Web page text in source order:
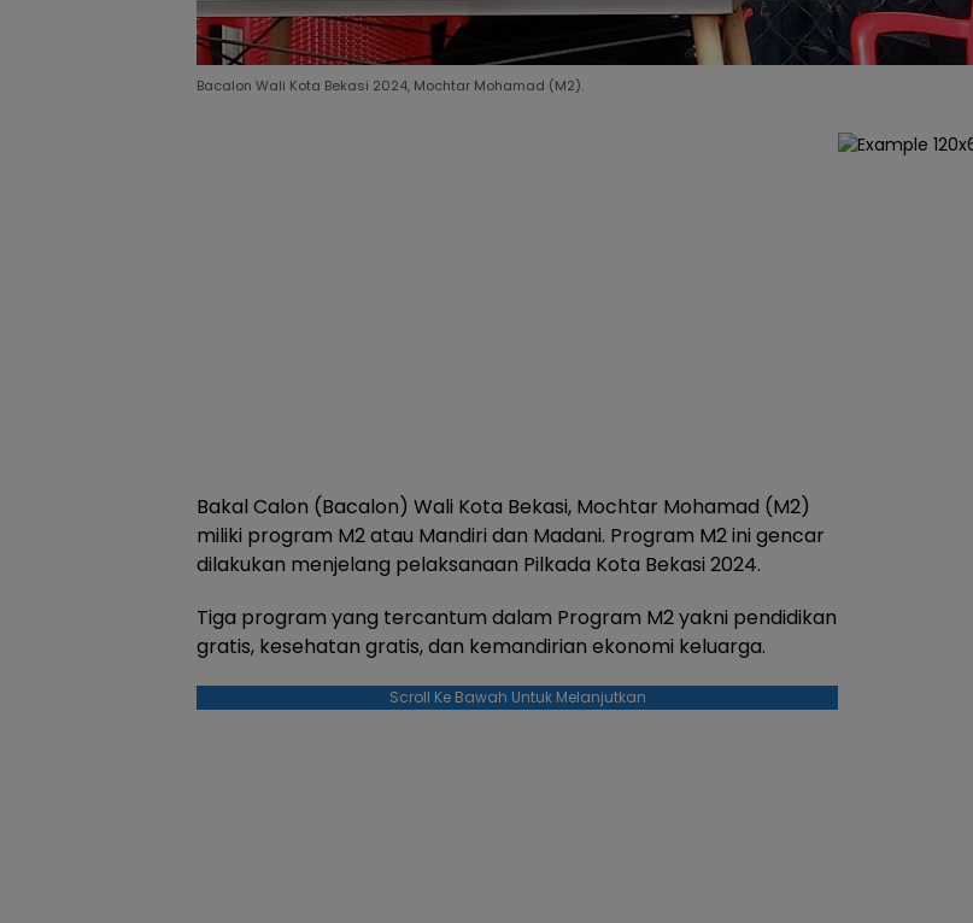
Bacalon Wali Kota Bekasi 2024, Mochtar Mohamad (M2).
Bakal Calon (Bacalon) Wali Kota Bekasi, Mochtar Mohamad (M2)
miliki program M2 atau Mandiri dan Madani. Program M2 ini gencar
dilakukan menjelang pelaksanaan Pilkada Kota Bekasi 2024.
Tiga program yang tercantum dalam Program M2 yakni pendidikan
gratis, kesehatan gratis, dan kemandirian ekonomi keluarga.
Scroll Ke Bawah Untuk Melanjutkan